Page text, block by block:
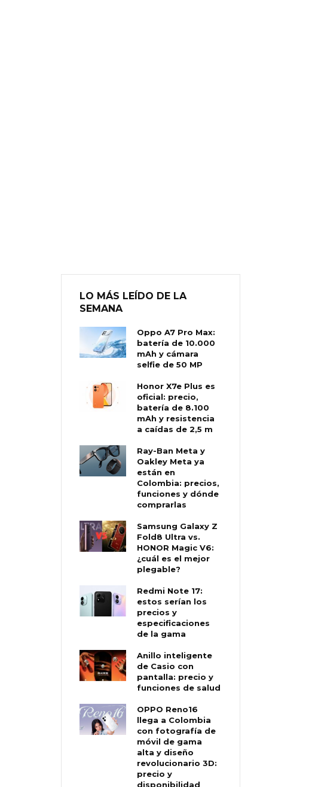
LO MÁS LEÍDO DE LA
SEMANA
Oppo A7 Pro Max:
batería de 10.000
mAh y cámara
selfie de 50 MP
Honor X7e Plus es
oficial: precio,
batería de 8.100
mAh y resistencia
a caídas de 2,5 m
Ray-Ban Meta y
Oakley Meta ya
están en
Colombia: precios,
funciones y dónde
comprarlas
Samsung Galaxy Z
Fold8 Ultra vs.
HONOR Magic V6:
¿cuál es el mejor
plegable?
Redmi Note 17:
estos serían los
precios y
especificaciones
de la gama
Anillo inteligente
de Casio con
pantalla: precio y
funciones de salud
OPPO Reno16
llega a Colombia
con fotografía de
móvil de gama
alta y diseño
revolucionario 3D:
precio y
disponibilidad